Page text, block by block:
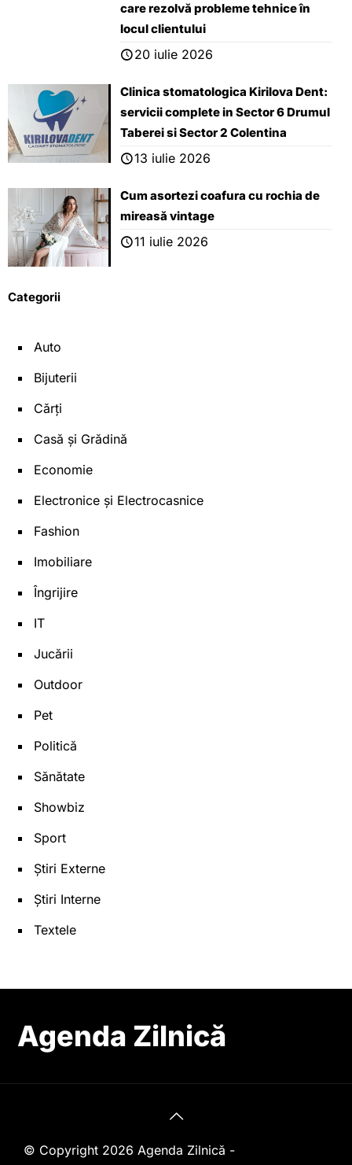
care rezolvă probleme tehnice în
locul clientului
20 iulie 2026
Clinica stomatologica Kirilova Dent:
servicii complete in Sector 6 Drumul
Taberei si Sector 2 Colentina
13 iulie 2026
Cum asortezi coafura cu rochia de
mireasă vintage
11 iulie 2026
Categorii
Auto
Bijuterii
Cărți
Casă și Grădină
Economie
Electronice și Electrocasnice
Fashion
Imobiliare
Îngrijire
IT
Jucării
Outdoor
Pet
Politică
Sănătate
Showbiz
Sport
Știri Externe
Știri Interne
Textele
Agenda Zilnică
© Copyright 2026 Agenda Zilnică -